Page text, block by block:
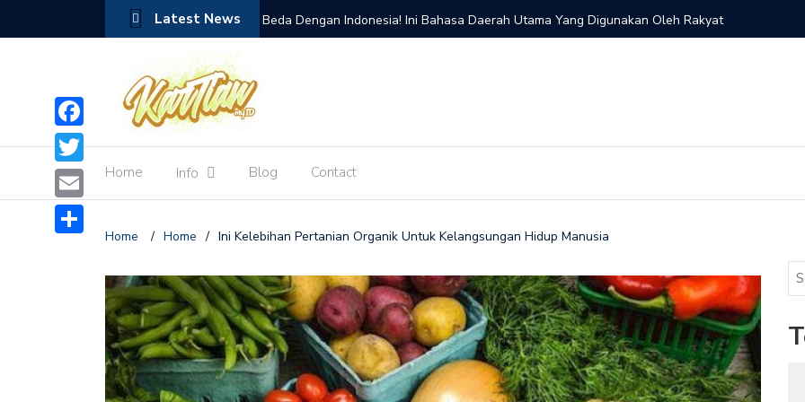
Latest News
Beda Dengan Indonesia! Ini Bahasa Daerah Utama Yang Digunakan Oleh Rakyat
Tiongkok atau China
Home Info Blog Contact
Home / Home / Ini Kelebihan Pertanian Organik Untuk Kelangsungan Hidup Manusia
Facebook
Twitter
Email